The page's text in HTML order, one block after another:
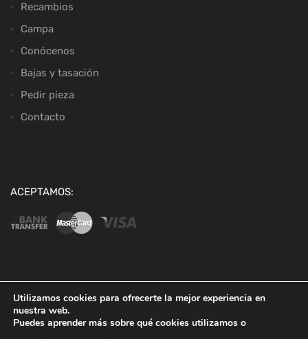
Recambios
Campa
Conócenos
Bajas y tasación
Pedir pieza
Contacto
ACEPTAMOS:
Utilizamos cookies para ofrecerte la mejor experiencia en
nuestra web.
Puedes aprender más sobre qué cookies utilizamos o